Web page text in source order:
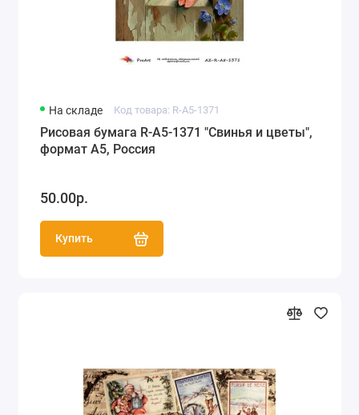
На складе Код товара: R-A5-1371
Рисовая бумага R-A5-1371 "Свинья и цветы",
формат А5, Россия
50.00р.
Купить